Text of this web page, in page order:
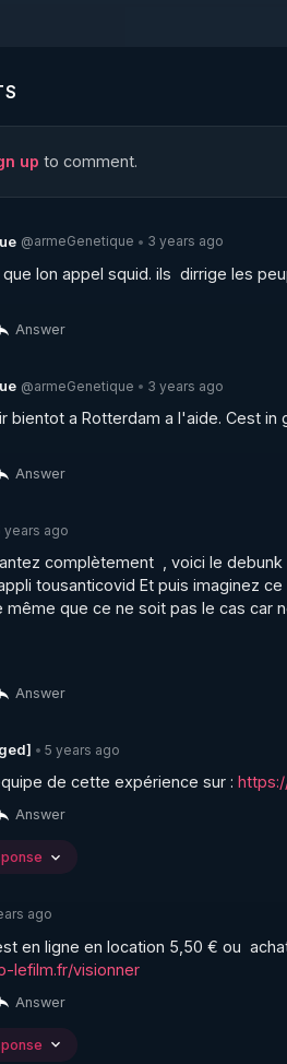
up to comment.
@armeGenetique • 3 years ago
lon appel squid. ils  dirrige les
Answer
@armeGenetique • 3 years ago
bientot a Rotterdam a l'aide. Cest in
Answer
years ago
complètement  , voici le debunk
tousanticovid Et puis imaginez
que ce ne soit pas le cas car
Answer
• 5 years ago
de cette expérience sur :
Answer
ago
lefilm.fr/visionner
Answer